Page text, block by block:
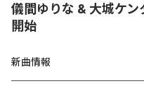
儀間ゆりな & 大城ケン
開始
新曲情報